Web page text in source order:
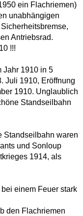
ein Flachriemen)
unabhängigen
Antriebsrad.
!!!
Jahr 1910 in 5
Juli 1910, Eröffnung
1910. Unglaublich
Standseilbahn
Standseilbahn waren
und Sonloup
1914, als
einem Feuer stark
den Flachriemen